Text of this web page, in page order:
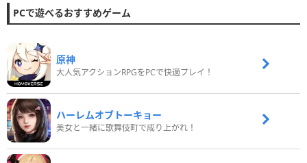
PCで遊べるおすすめゲーム
原神
大人気アクションRPGをPCで快適プレイ！
ハーレムオブトーキョー
美女と一緒に歌舞伎町で成り上がれ！